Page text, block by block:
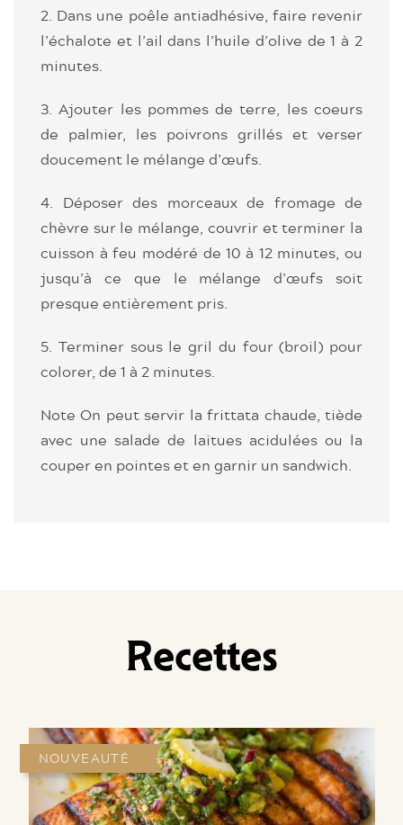
2. Dans une poêle antiadhésive, faire revenir
l’échalote et l’ail dans l’huile d’olive de 1 à 2
minutes.
3. Ajouter les pommes de terre, les coeurs
de palmier, les poivrons grillés et verser
doucement le mélange d’œufs.
4. Déposer des morceaux de fromage de
chèvre sur le mélange, couvrir et terminer la
cuisson à feu modéré de 10 à 12 minutes, ou
jusqu’à ce que le mélange d’œufs soit
presque entièrement pris.
5. Terminer sous le gril du four (broil) pour
colorer, de 1 à 2 minutes.
Note On peut servir la frittata chaude, tiède
avec une salade de laitues acidulées ou la
couper en pointes et en garnir un sandwich.
Recettes
NOUVEAUTÉ